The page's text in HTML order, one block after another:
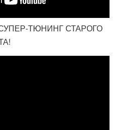
ТЮНИНГ СТАРОГО